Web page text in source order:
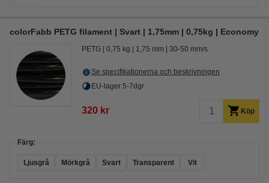
colorFabb PETG filament | Svart | 1,75mm | 0,75kg | Economy
PETG 0,75 kg 1,75 mm 30-50 mm/s
Se specifikationerna och beskrivningen
EU-lager 5-7dgr
320 kr Köp
Färg:
Ljusgrå Mörkgrå Svart Transparent Vit